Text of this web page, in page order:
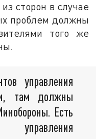
сторон в случае
проблем должны
того же
управления
там должны
Есть